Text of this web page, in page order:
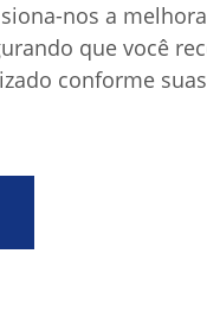
nos a
que você
conforme